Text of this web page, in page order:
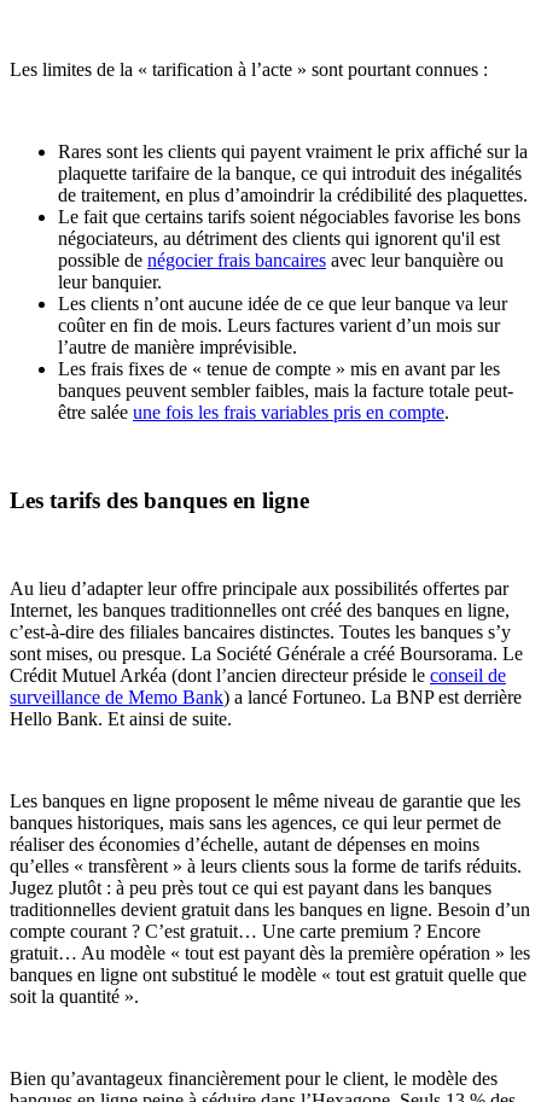
Les limites de la « tarification à l’acte » sont pourtant connues :
Rares sont les clients qui payent vraiment le prix affiché sur la
plaquette tarifaire de la banque, ce qui introduit des inégalités
de traitement, en plus d’amoindrir la crédibilité des plaquettes.
Le fait que certains tarifs soient négociables favorise les bons
négociateurs, au détriment des clients qui ignorent qu'il est
possible de négocier frais bancaires avec leur banquière ou
leur banquier.
Les clients n’ont aucune idée de ce que leur banque va leur
coûter en fin de mois. Leurs factures varient d’un mois sur
l’autre de manière imprévisible.
Les frais fixes de « tenue de compte » mis en avant par les
banques peuvent sembler faibles, mais la facture totale peut-
être salée une fois les frais variables pris en compte.
Les tarifs des banques en ligne
Au lieu d’adapter leur offre principale aux possibilités offertes par
Internet, les banques traditionnelles ont créé des banques en ligne,
c’est-à-dire des filiales bancaires distinctes. Toutes les banques s’y
sont mises, ou presque. La Société Générale a créé Boursorama. Le
Crédit Mutuel Arkéa (dont l’ancien directeur préside le conseil de
surveillance de Memo Bank) a lancé Fortuneo. La BNP est derrière
Hello Bank. Et ainsi de suite.
Les banques en ligne proposent le même niveau de garantie que les
banques historiques, mais sans les agences, ce qui leur permet de
réaliser des économies d’échelle, autant de dépenses en moins
qu’elles « transfèrent » à leurs clients sous la forme de tarifs réduits.
Jugez plutôt : à peu près tout ce qui est payant dans les banques
traditionnelles devient gratuit dans les banques en ligne. Besoin d’un
compte courant ? C’est gratuit… Une carte premium ? Encore
gratuit… Au modèle « tout est payant dès la première opération » les
banques en ligne ont substitué le modèle « tout est gratuit quelle que
soit la quantité ».
Bien qu’avantageux financièrement pour le client, le modèle des